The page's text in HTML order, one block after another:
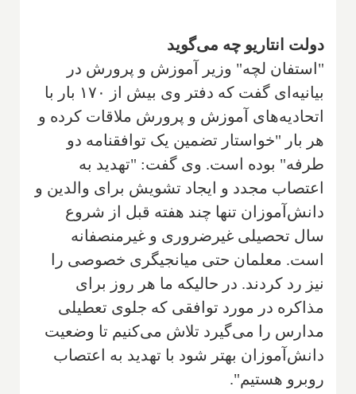
دولت انتاریو چه می‌گوید
"استفان لچه" وزیر آموزش و پرورش در
بیانیه‌ای گفت که دفتر وی بیش از ۱۷۰ بار با
اتحادیه‌های آموزش و پرورش ملاقات کرده و
هر بار "خواستار تضمین یک توافقنامه دو
طرفه" بوده است. وی گفت: "تهدید به
اعتصاب مجدد و ایجاد تشویش برای والدین و
دانش‌آموزان تنها چند هفته قبل از شروع
سال تحصیلی غیرضروری و غیرمنصفانه
است. معلمان حتی میانجیگری خصوصی را
نیز رد کردند. در حالیکه ما هر روز برای
مذاکره در مورد توافقی که جلوی تعطیلی
مدارس را می‌گیرد تلاش می‌کنیم تا وضعیت
دانش‌آموزان بهتر شود با تهدید به اعتصاب
روبرو هستیم".